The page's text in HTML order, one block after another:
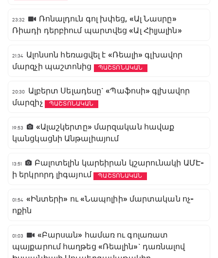
23:32
Ռոնալդուն գոլ խփեց, «Ալ Նասրը»
Ռիադի դերբիում պարտվեց «Ալ Հիլյալին»
21:34 Ալոնսոն հեռացվել է «Ռեալի» գլխավոր
մարզչի պաշտոնից
ՊԱՇՏՈՆԱԿԱՆ
20:30
Ալբերտ Սելադեսը` «Պաֆոսի» գլխավոր
մարզիչ
ՊԱՇՏՈՆԱԿԱՆ
19:53
«Ալաշկերտը» մարզական հավաք
կանցկացնի Անթալիայում
13:51
Բալոտելին կարեիրան կշարունակի ԱՄԷ-
ի երկրորդ լիգայում
ՊԱՇՏՈՆԱԿԱՆ
01:54 «Ինտերի» ու «Նապոլիի» մարտական ոչ-
ոքին
01:03
«Բարսան» համառ ու գոլառատ
պայքարում հաղթեց «Ռեալին»` դառնալով